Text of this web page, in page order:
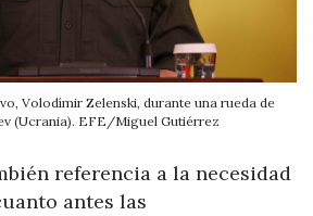
Volodímir Zelenski, durante una rueda de
(Ucrania). EFE/Miguel Gutiérrez
referencia a la necesidad
antes las